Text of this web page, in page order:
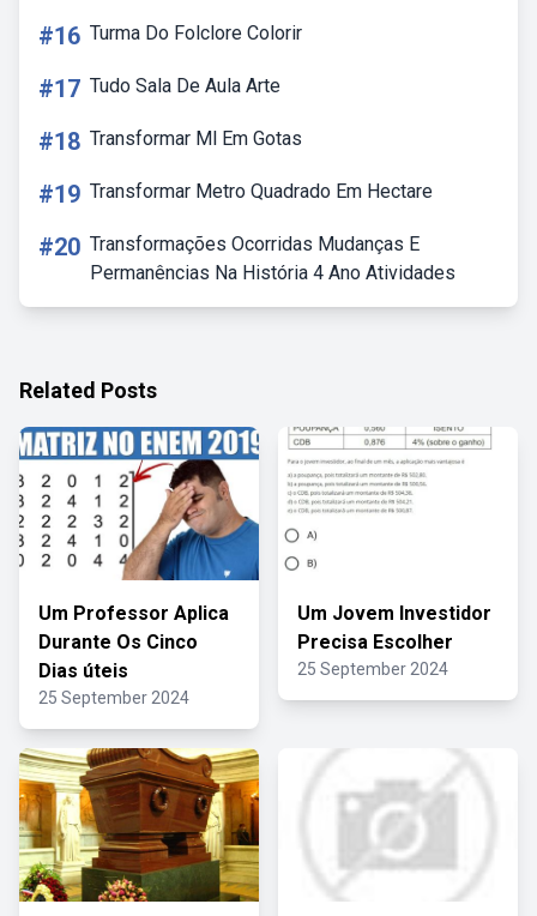
#16 Turma Do Folclore Colorir
#17 Tudo Sala De Aula Arte
#18 Transformar Ml Em Gotas
#19 Transformar Metro Quadrado Em Hectare
#20 Transformações Ocorridas Mudanças E
Permanências Na História 4 Ano Atividades
Related Posts
Um Professor Aplica
Durante Os Cinco
Dias úteis
25 September 2024
Um Jovem Investidor
Precisa Escolher
25 September 2024